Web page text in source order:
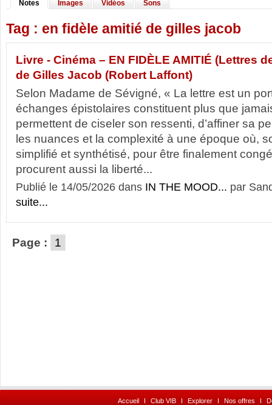
Notes Images Vidéos Sons
Tag : en fidèle amitié de gilles jacob
Livre - Cinéma – EN FIDÈLE AMITIÉ (Lettres
de Gilles Jacob (Robert Laffont)
Selon Madame de Sévigné, « La lettre est un
échanges épistolaires constituent plus que
permettent de ciseler son ressenti, d’affiner sa
les nuances et la complexité à une époque où,
simplifié et synthétisé, pour être finalement
procurent aussi la liberté...
Publié le 14/05/2026 dans IN THE MOOD... par
suite...
Page : 1
Accueil I Club VIB I Explorer I Nos offres I